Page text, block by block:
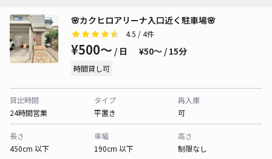
🌸カクヒロアリーナ入口近く駐車場🌸
4.5 / 4件
¥500〜 / 日 ¥50〜 / 15分
時間貸し可
貸出時間
24時間営業
タイプ
平置き
再入庫
可
長さ
450cm 以下
車幅
190cm 以下
高さ
制限なし